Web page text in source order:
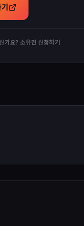
가요? 소유권 신청하기